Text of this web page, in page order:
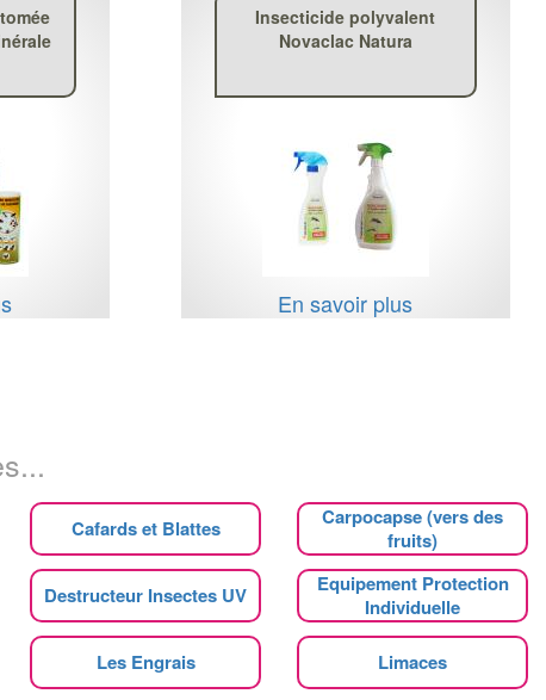
Insecticide polyvalent
Novaclac Natura
En savoir plus
Cafards et Blattes
Carpocapse (vers des
fruits)
Destructeur Insectes UV
Equipement Protection
Individuelle
Les Engrais Limaces